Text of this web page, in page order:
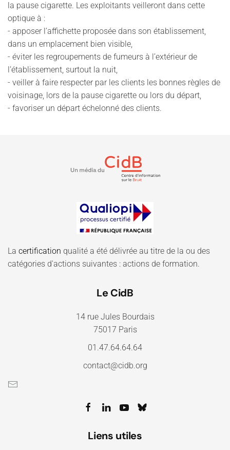
la pause cigarette. Les exploitants veilleront dans cette
optique à :
- apposer l’affichette proposée dans son établissement,
dans un emplacement bien visible,
- éviter les regroupements de fumeurs à l’extérieur de
l’établissement, surtout la nuit,
- veiller à faire respecter par les clients les bonnes règles de
voisinage, lors de la pause cigarette ou lors du départ,
- favoriser un départ échelonné des clients.
La certification qualité a été délivrée au titre de la ou des
catégories d'actions suivantes : actions de formation.
Le CidB
14 rue Jules Bourdais
75017 Paris
01.47.64.64.64
contact@cidb.org
Liens utiles